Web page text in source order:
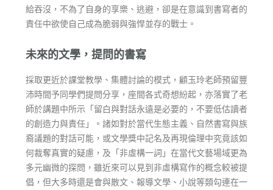
給吞沒，不為了自身的享樂、逃避，卻是在意識到書寫者的
責任中欲使自己成為脆弱與強悍並存的戰士。
未來的文學，提問的書寫
採取更近於課堂教學、集體討論的模式，顧玉玲老師預留豐
沛時間予同學們提問分享，座間各式奇想紛起，亦落實了老
師於講題中所示「留白與對話永遠是必要的，不要低估讀者
的創造力與責任」。諸如對於當代生態主義、自然書寫與族
裔議題的對話可能，或文學獎中記名及再現倫理中究竟該如
何裁奪真實的疑慮，及「非虛構一詞」在當代文藝場域更為
多元幽微的探問，雖近來可以見到非虛構寫作的概念較被提
倡，但大多時還是會與散文、報導文學、小說等類勾連在一